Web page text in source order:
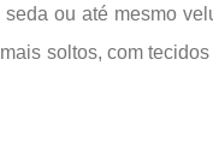
ou até mesmo
soltos, com